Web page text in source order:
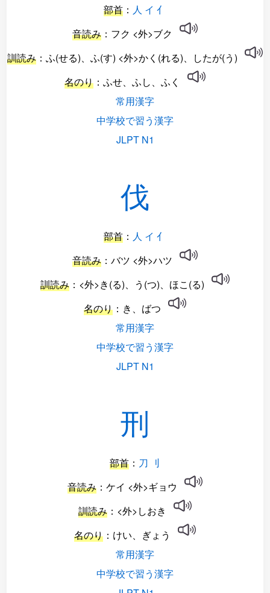
部首 ： 人 イ 亻
音読み ：フク <外>ブク
訓読み ：ふ(せる)、ふ(す) <外>かく(れる)、したが(う)
名のり ：ふせ、ふし、ふく
常用漢字
中学校で習う漢字
JLPT N1
伐
部首 ： 人 イ 亻
音読み ：バツ <外>ハツ
訓読み ：<外>き(る)、う(つ)、ほこ(る)
名のり ：き、ばつ
常用漢字
中学校で習う漢字
JLPT N1
刑
部首 ： 刀 刂
音読み ：ケイ <外>ギョウ
訓読み ：<外>しおき
名のり ：けい、ぎょう
常用漢字
中学校で習う漢字